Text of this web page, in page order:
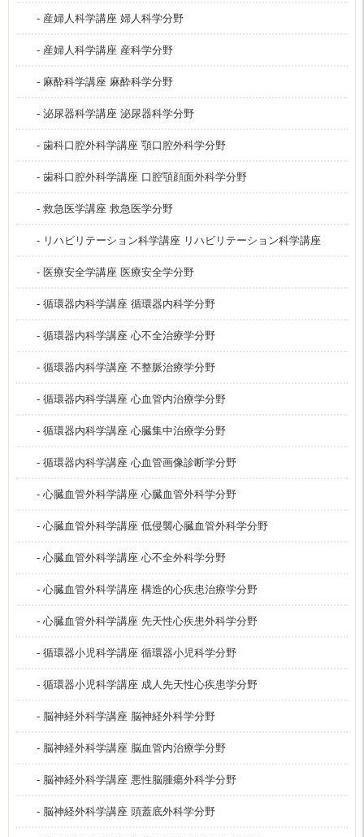
- 産婦人科学講座 婦人科学分野
- 産婦人科学講座 産科学分野
- 麻酔科学講座 麻酔科学分野
- 泌尿器科学講座 泌尿器科学分野
- 歯科口腔外科学講座 顎口腔外科学分野
- 歯科口腔外科学講座 口腔顎顔面外科学分野
- 救急医学講座 救急医学分野
- リハビリテーション科学講座 リハビリテーション科学講座
- 医療安全学講座 医療安全学分野
- 循環器内科学講座 循環器内科学分野
- 循環器内科学講座 心不全治療学分野
- 循環器内科学講座 不整脈治療学分野
- 循環器内科学講座 心血管内治療学分野
- 循環器内科学講座 心臓集中治療学分野
- 循環器内科学講座 心血管画像診断学分野
- 心臓血管外科学講座 心臓血管外科学分野
- 心臓血管外科学講座 低侵襲心臓血管外科学分野
- 心臓血管外科学講座 心不全外科学分野
- 心臓血管外科学講座 構造的心疾患治療学分野
- 心臓血管外科学講座 先天性心疾患外科学分野
- 循環器小児科学講座 循環器小児科学分野
- 循環器小児科学講座 成人先天性心疾患学分野
- 脳神経外科学講座 脳神経外科学分野
- 脳神経外科学講座 脳血管内治療学分野
- 脳神経外科学講座 悪性脳腫瘍外科学分野
- 脳神経外科学講座 頭蓋底外科学分野